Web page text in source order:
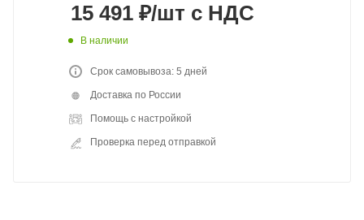
15 491 ₽/шт с НДС
В наличии
Срок самовывоза: 5 дней
Доставка по России
Помощь с настройкой
Проверка перед отправкой